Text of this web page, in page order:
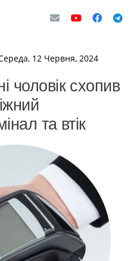
12 Червня, 2024
схопив
та втік